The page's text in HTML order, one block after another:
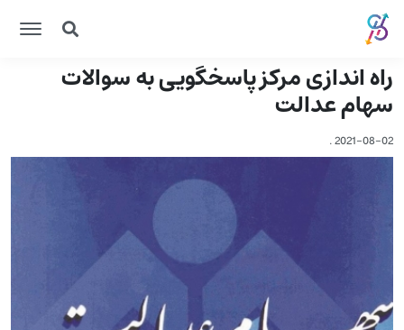
راه اندازی مرکز پاسخگویی به سوالات
سهام عدالت
2021-08-02
.